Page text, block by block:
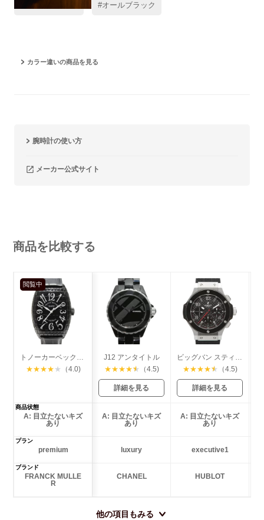
#レビュー高評価 #オールブラック
カラー違いの商品を見る
腕時計の使い方
メーカー公式サイト
商品を比較する
閲覧中
トノーカーベックス 36mm ブラッククロコ
★★★★ ★ （4.0)
J12 アンタイトル
★★★★★ （4.5)
詳細を見る
ビッグバン スティール セラミック
★★★★★ （4.5)
詳細を見る
商品状態
A: 目立たないキズ
あり
A: 目立たないキズ
あり
A: 目立たないキズ
あり
プラン
premium luxury executive1
ブランド
FRANCK MULLE
R
CHANEL HUBLOT
他の項目もみる